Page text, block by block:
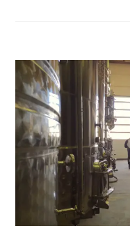
JEU,
LIVE
STREAMING
MASTERCLASS
MÉDIAS,
PRESSE
ÉCRITE,
RADIO,
TV,
OENOTOURISME
,
PARTENAIRES
CLUB
WINE
TASTING
VOUCHER,
CÔTES-
DE-
PROVENCE,
CULTURAL
,
VITICOLE,